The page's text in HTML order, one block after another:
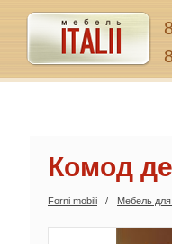
Комод
Forni mobili Мебель